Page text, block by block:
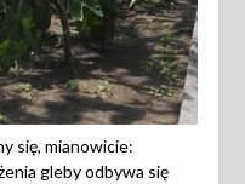
się, mianowicie:
gleby odbywa się